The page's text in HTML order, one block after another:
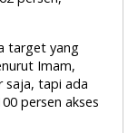
target yang
Imam,
saja, tapi ada
persen akses